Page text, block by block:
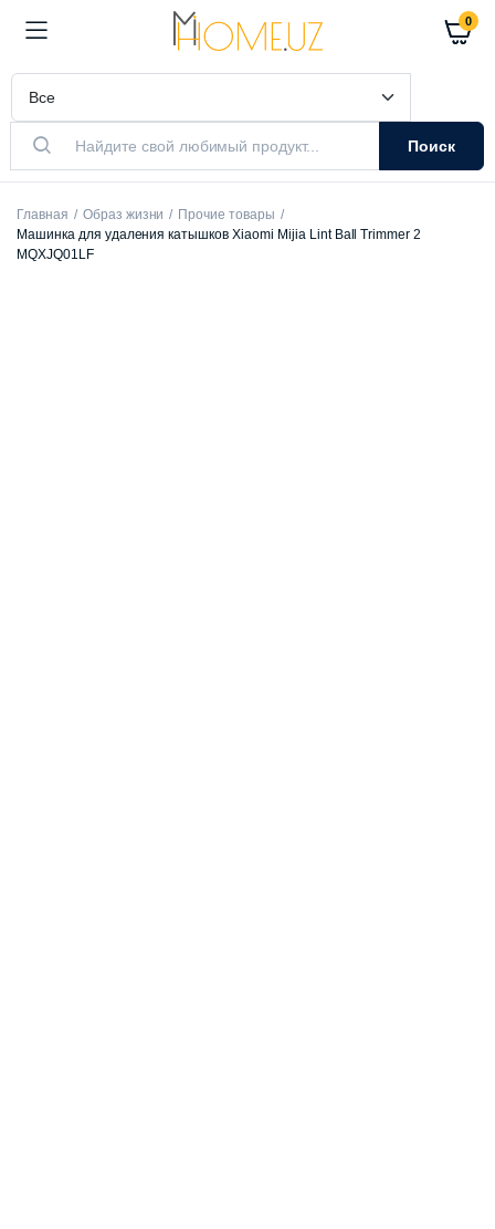
0
Поиск
Главная Образ жизни
Прочие товары
Машинка для удаления катышков Xiaomi Mijia Lint Ball Trimmer 2
MQXJQ01LF